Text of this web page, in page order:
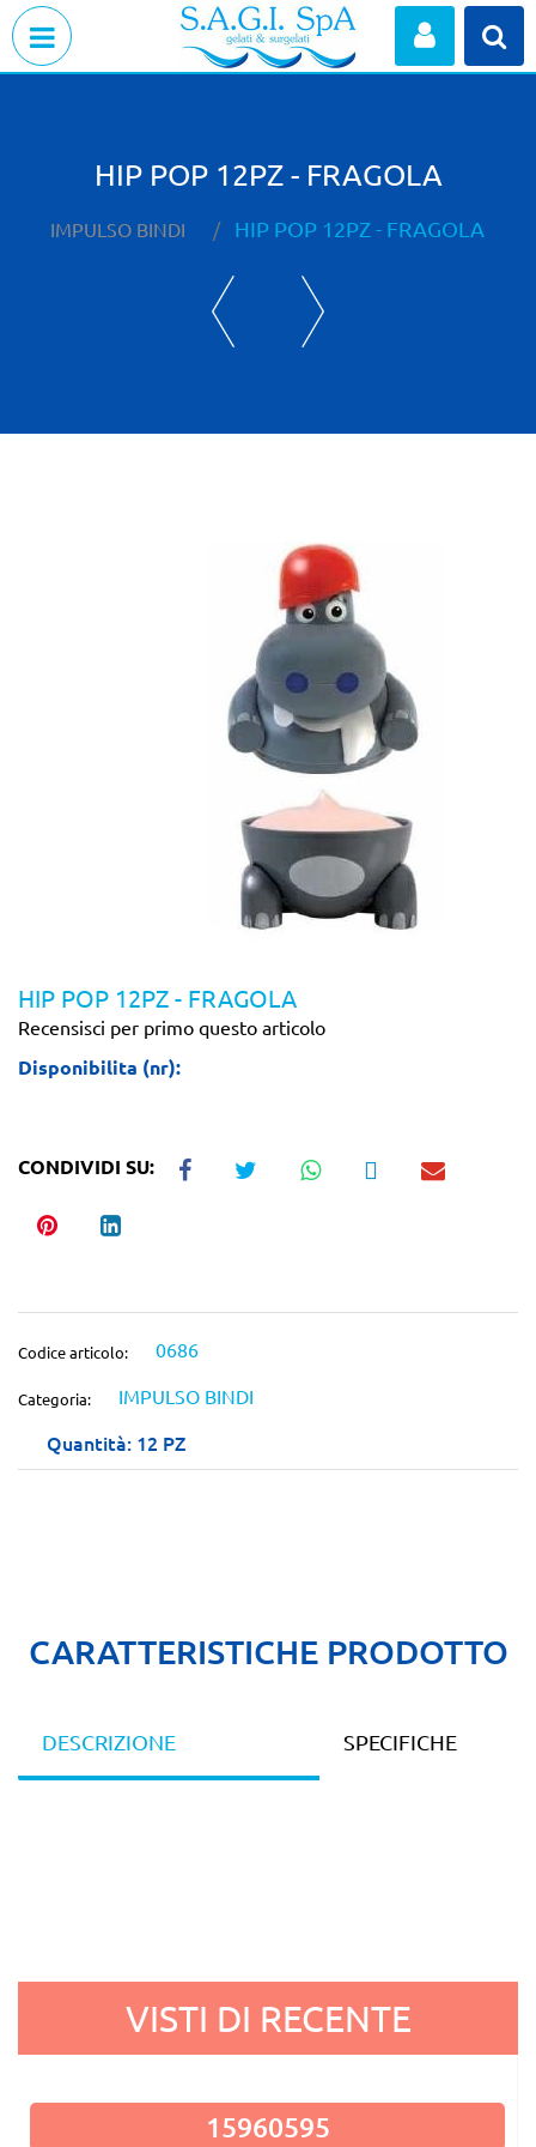
HIP POP 12PZ - FRAGOLA
IMPULSO BINDI HIP POP 12PZ - FRAGOLA
HIP POP 12PZ - FRAGOLA
Recensisci per primo questo articolo
Disponibilita (nr):
CONDIVIDI SU:
Codice articolo: 0686
Categoria: IMPULSO BINDI
Quantità: 12 PZ
CARATTERISTICHE PRODOTTO
DESCRIZIONE SPECIFICHE
VISTI DI RECENTE
15960595